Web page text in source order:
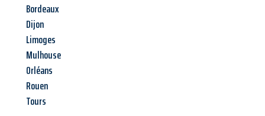
Bordeaux
Dijon
Limoges
Mulhouse
Orléans
Rouen
Tours